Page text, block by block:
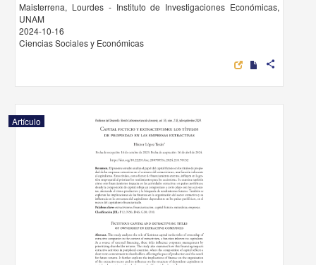
Maisterrena, Lourdes - Instituto de Investigaciones Económicas,
UNAM
2024-10-16
Ciencias Sociales y Económicas
share
Artículo